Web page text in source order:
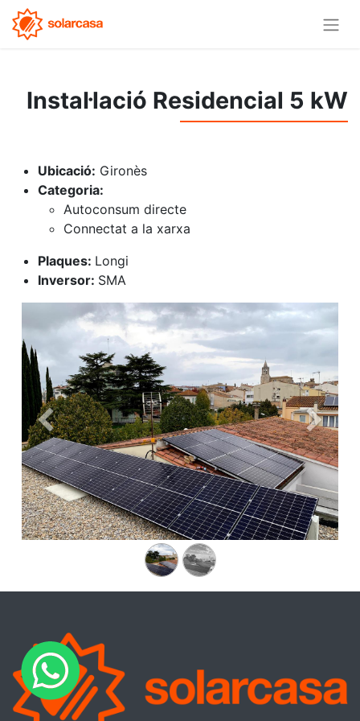
Instal·lació Residencial 5 kW
Ubicació: Gironès
Categoria:
Autoconsum directe
Connectat a la xarxa
Plaques: Longi
Inversor: SMA
Anterior